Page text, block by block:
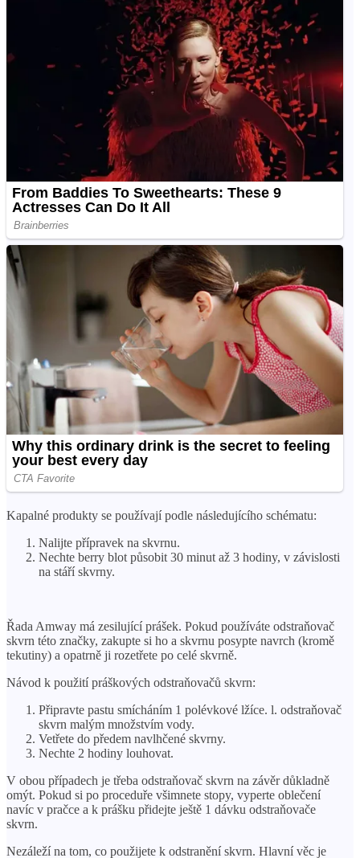
Kapalné produkty se používají podle následujícího schématu:
Nalijte přípravek na skvrnu.
Nechte berry blot působit 30 minut až 3 hodiny, v závislosti
na stáří skvrny.
Řada Amway má zesilující prášek. Pokud používáte odstraňovač
skvrn této značky, zakupte si ho a skvrnu posypte navrch (kromě
tekutiny) a opatrně ji rozetřete po celé skvrně.
Návod k použití práškových odstraňovačů skvrn:
Připravte pastu smícháním 1 polévkové lžíce. l. odstraňovač
skvrn malým množstvím vody.
Vetřete do předem navlhčené skvrny.
Nechte 2 hodiny louhovat.
V obou případech je třeba odstraňovač skvrn na závěr důkladně
omýt. Pokud si po proceduře všimnete stopy, vyperte oblečení
navíc v pračce a k prášku přidejte ještě 1 dávku odstraňovače
skvrn.
Nezáleží na tom, co použijete k odstranění skvrn. Hlavní věc je